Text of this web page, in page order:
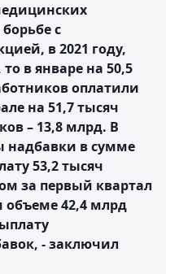
с
в 2021 году,
в январе на 50,5
оплатили
на 51,7 тысяч
– 13,8 млрд. В
надбавки в сумме
53,2 тысяч
за первый квартал
объеме 42,4 млрд
- заключил